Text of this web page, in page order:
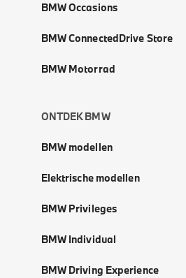
BMW Occasions
BMW ConnectedDrive Store
BMW Motorrad
ONTDEK BMW
BMW modellen
Elektrische modellen
BMW Privileges
BMW Individual
BMW Driving Experience